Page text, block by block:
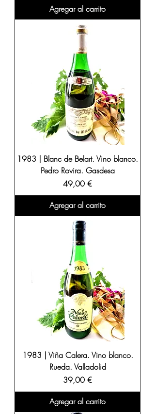
Agregar al carrito
1983 | Blanc de Belart. Vino blanco.
Pedro Rovira. Gasdesa
Precio
49,00 €
Agregar al carrito
1983 | Viña Calera. Vino blanco.
Rueda. Valladolid
Precio
39,00 €
Agregar al carrito